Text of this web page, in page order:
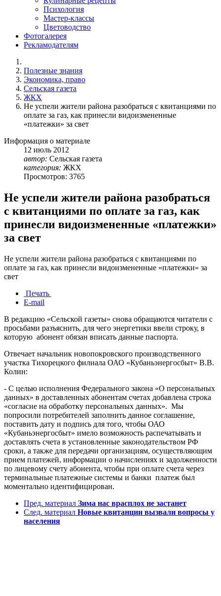
Психология
Мастер-классы
Цветоводство
Фотогалерея
Рекламодателям
Полезные знания
Экономика, право
Сельская газета
ЖКХ
Не успели жители района разобраться с квитанциями по
оплате за газ, как принесли видоизмененные
«платежки» за свет
Информация о материале
12 июль 2012
автор: Сельская газета
категория: ЖКХ
Просмотров: 3765
Не успели жители района разобраться
с квитанциями по оплате за газ, как
принесли видоизмененные «платежки»
за свет
Не успели жители района разобраться с квитанциями по
оплате за газ, как принесли видоизмененные «платежки» за
свет
Печать
E-mail
В редакцию «Сельской газеты» снова обращаются читатели с
просьбами разъяснить, для чего энергетики ввели строку, в
которую абонент обязан вписать данные паспорта.
Отвечает начальник новопокровского производственного
участка Тихорецкого филиала ОАО «Кубаньэнергосбыт» В.В.
Колин:
- С целью исполнения Федерального закона «О персональных
данных» в доставленных абонентам счетах добавлена строка
«согласие на обработку персональных данных». Мы
попросили потребителей заполнить данное соглашение,
поставить дату и подпись для того, чтобы ОАО
«Кубаньэнергосбыт» имело возможность распечатывать и
доставлять счета в установленные законодательством РФ
сроки, а также для передачи организациям, осуществляющим
прием платежей, информации о начислениях и задолженности
по лицевому счету абонента, чтобы при оплате счета через
терминальные платежные системы и банки платеж был
моментально идентифицирован.
Пред. материал Зима нас врасплох не застанет
След. материал Новые квитанции вызвали вопросы у
населения